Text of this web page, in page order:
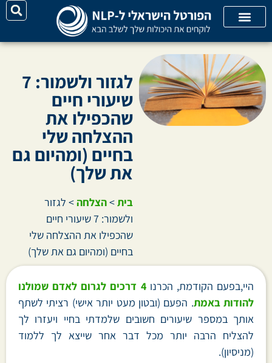
לגזור ולשמור: 7
שיעורי חיים
שהכפילו את
ההצלחה שלי
בחיים (ומהיום גם
את שלך)
בית>הצלחה> לגזור
ולשמור: 7 שיעורי חיים
שהכפילו את ההצלחה שלי
בחיים (ומהיום גם את שלך)
היי,בפעם הקודמת, הכרנו
4 דרכים לגרום לאדם שמולנו
להודות באמת. הפעם (ובטון מעט יותר אישי) רציתי לשתף
אותך במספר שיעורים חשובים שלמדתי בחיי ויעזרו לך
להצליח הרבה יותר מכל דבר אחר שייצא לך ללמוד
(מניסיון).